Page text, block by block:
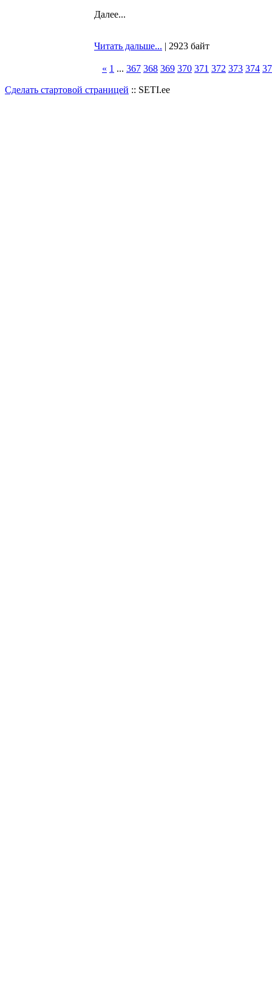
Далее...
Читать дальше... | 2923 байт
« 1 ... 367 368 369 370 371 372 373 374
Сделать стартовой страницей :: SETI.ee